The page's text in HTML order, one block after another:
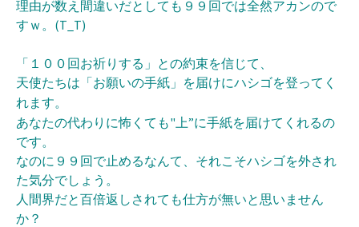
理由が数え間違いだとしても９９回では全然アカンので
すｗ。(T_T)
「１００回お祈りする」との約束を信じて、
天使たちは「お願いの手紙」を届けにハシゴを登ってく
れます。
あなたの代わりに怖くても"上”に手紙を届けてくれるの
です。
なのに９９回で止めるなんて、それこそハシゴを外され
た気分でしょう。
人間界だと百倍返しされても仕方が無いと思いません
か？